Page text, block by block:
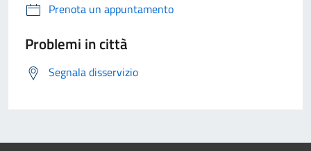
Prenota un appuntamento
Problemi in città
Segnala disservizio